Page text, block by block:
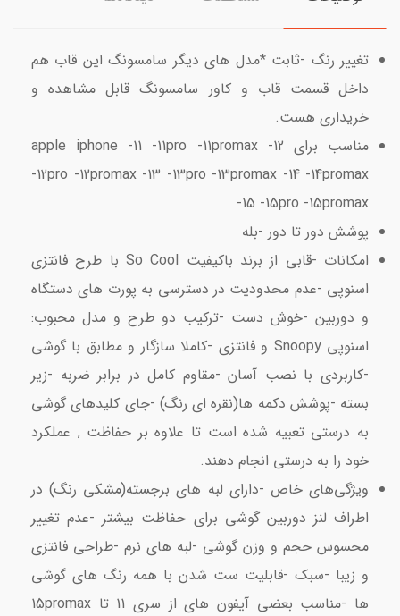
تغییر رنگ -ثابت *مدل های دیگر سامسونگ این قاب هم
داخل قسمت قاب و کاور سامسونگ قابل مشاهده و
خریداری هست.
مناسب برای apple iphone -11 -11pro -11promax -12
-12pro -12promax -13 -13pro -13promax -14 -14promax
-15 -15pro -15promax
پوشش دور تا دور -بله
امکانات -قابی از برند باکیفیت So Cool با طرح فانتزی
اسنوپی -عدم محدودیت در دسترسی به پورت های دستگاه
و دوربین -خوش دست -ترکیب دو طرح و مدل محبوب:
اسنوپی Snoopy و فانتزی -کاملا سازگار و مطابق با گوشی
-کاربردی با نصب آسان -مقاوم کامل در برابر ضربه -زیر
بسته -پوشش دکمه ها(نقره ای رنگ) -جای کلیدهای گوشی
به درستی تعبیه شده است تا علاوه بر حفاظت , عملکرد
خود را به درستی انجام دهند.
ویژگی‌های خاص -دارای لبه های برجسته(مشکی رنگ) در
اطراف لنز دوربین گوشی برای حفاظت بیشتر -عدم تغییر
محسوس حجم و وزن گوشی -لبه های نرم -طراحی فانتزی
و زیبا -سبک -قابلیت ست شدن با همه رنگ های گوشی
ها -مناسب بعضی آیفون های از سری 11 تا 15promax